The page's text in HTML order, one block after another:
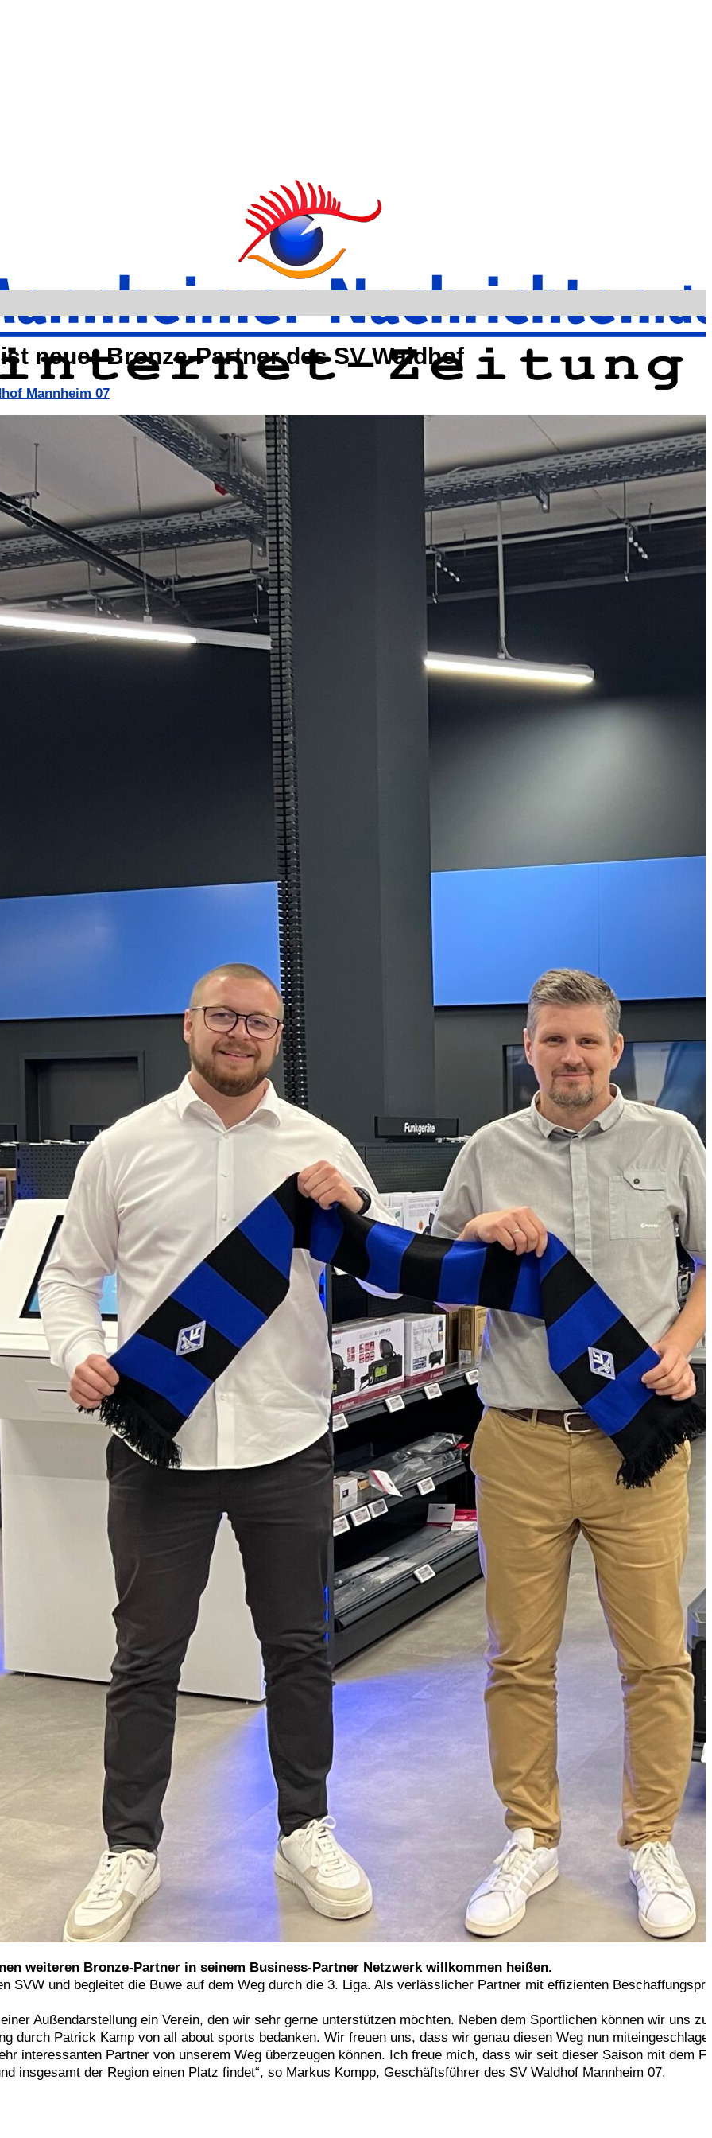
Direkt zur
redaktion@mannheimer-
neuer Bronze-Partner des SV Waldhof
Mannheim 07
weiteren Bronze-Partner in seinem Business-Partner Netzwerk willkommen heißen.
SVW und begleitet die Buwe auf dem Weg durch die 3. Liga. Als verlässlicher Partner mit effizienten
Außendarstellung ein Verein, den wir sehr gerne unterstützen möchten. Neben dem Sportlichen können wir
durch Patrick Kamp von all about sports bedanken. Wir freuen uns, dass wir genau diesen Weg nun
interessanten Partner von unserem Weg überzeugen können. Ich freue mich, dass wir seit dieser Saison mit
insgesamt der Region einen Platz findet“, so Markus Kompp, Geschäftsführer des SV Waldhof Mannheim 07.